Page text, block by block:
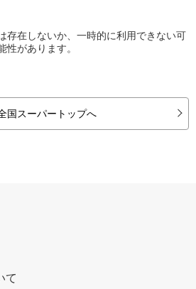
存在しないか、一時的に利用できない可
性があります。
国スーパートップへ
て